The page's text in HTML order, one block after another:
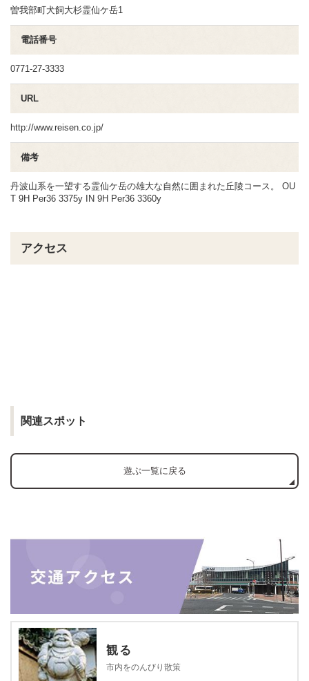
曽我部町犬飼大杉霊仙ケ岳1
電話番号
0771-27-3333
URL
http://www.reisen.co.jp/
備考
丹波山系を一望する霊仙ケ岳の雄大な自然に囲まれた丘陵コース。 OU
T 9H Per36 3375y IN 9H Per36 3360y
アクセス
関連スポット
遊ぶ一覧に戻る
観る
市内をのんびり散策